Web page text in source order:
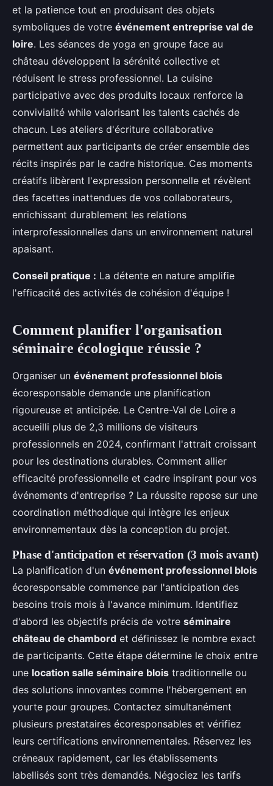
et la patience tout en produisant des objets
symboliques de votre événement entreprise val de
loire. Les séances de yoga en groupe face au
château développent la sérénité collective et
réduisent le stress professionnel. La cuisine
participative avec des produits locaux renforce la
convivialité while valorisant les talents cachés de
chacun. Les ateliers d'écriture collaborative
permettent aux participants de créer ensemble des
récits inspirés par le cadre historique. Ces moments
créatifs libèrent l'expression personnelle et révèlent
des facettes inattendues de vos collaborateurs,
enrichissant durablement les relations
interprofessionnelles dans un environnement naturel
apaisant.
Conseil pratique : La détente en nature amplifie
l'efficacité des activités de cohésion d'équipe !
Comment planifier l'organisation
séminaire écologique réussie ?
Organiser un événement professionnel blois
écoresponsable demande une planification
rigoureuse et anticipée. Le Centre-Val de Loire a
accueilli plus de 2,3 millions de visiteurs
professionnels en 2024, confirmant l'attrait croissant
pour les destinations durables. Comment allier
efficacité professionnelle et cadre inspirant pour vos
événements d'entreprise ? La réussite repose sur une
coordination méthodique qui intègre les enjeux
environnementaux dès la conception du projet.
Phase d'anticipation et réservation (3 mois avant)
La planification d'un événement professionnel blois
écoresponsable commence par l'anticipation des
besoins trois mois à l'avance minimum. Identifiez
d'abord les objectifs précis de votre séminaire
château de chambord et définissez le nombre exact
de participants. Cette étape détermine le choix entre
une location salle séminaire blois traditionnelle ou
des solutions innovantes comme l'hébergement en
yourte pour groupes. Contactez simultanément
plusieurs prestataires écoresponsables et vérifiez
leurs certifications environnementales. Réservez les
créneaux rapidement, car les établissements
labellisés sont très demandés. Négociez les tarifs